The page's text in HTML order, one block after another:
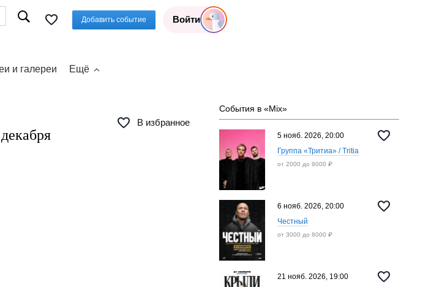
Добавить событие Войти
и галереи Ещё
В избранное
События в «Mix»
5 нояб. 2026, 20:00
Группа «‎Тритиа» / Tritia
от 2000 до 9000 ₽
6 нояб. 2026, 20:00
Честный
от 3000 до 8000 ₽
21 нояб. 2026, 19:00